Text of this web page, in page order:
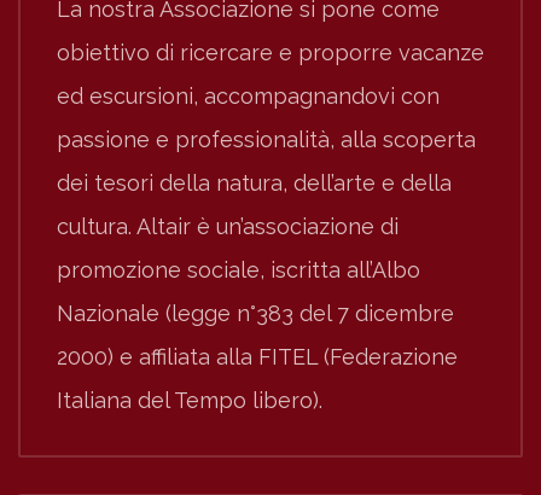
La nostra Associazione si pone come
obiettivo di ricercare e proporre vacanze
ed escursioni, accompagnandovi con
passione e professionalità, alla scoperta
dei tesori della natura, dell’arte e della
cultura. Altair è un’associazione di
promozione sociale, iscritta all’Albo
Nazionale (legge n°383 del 7 dicembre
2000) e affiliata alla FITEL (Federazione
Italiana del Tempo libero).